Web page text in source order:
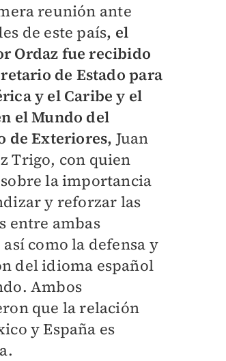
reunión ante
de este país, el
Ordaz fue recibido
de Estado para
y el Caribe y el
el Mundo del
de Exteriores, Juan
Trigo, con quien
la importancia
y reforzar las
entre ambas
como la defensa y
del idioma español
Ambos
que la relación
y España es